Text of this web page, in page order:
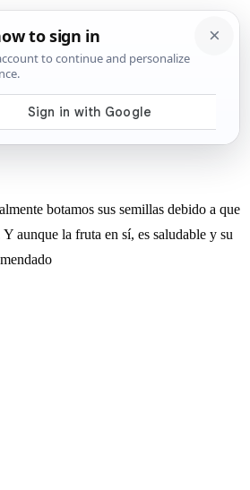
intestino, hígado y riñón
19 agosto, 2019
botamos sus semillas debido a que
aunque la fruta en sí, es saludable y su